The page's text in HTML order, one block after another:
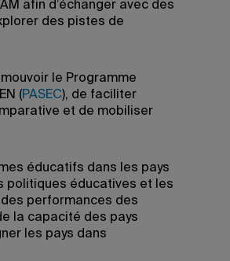
afin d’échanger avec des
des pistes de
le Programme
(PASEC), de faciliter
et de mobiliser
éducatifs dans les pays
politiques éducatives et les
performances des
la capacité des pays
les pays dans